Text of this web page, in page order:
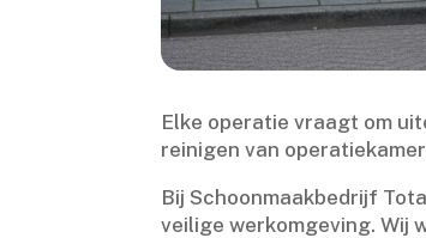
Elke operatie vraagt om
reinigen van
Bij Schoonmaakbedrijf
veilige werkomgeving.​ Wij